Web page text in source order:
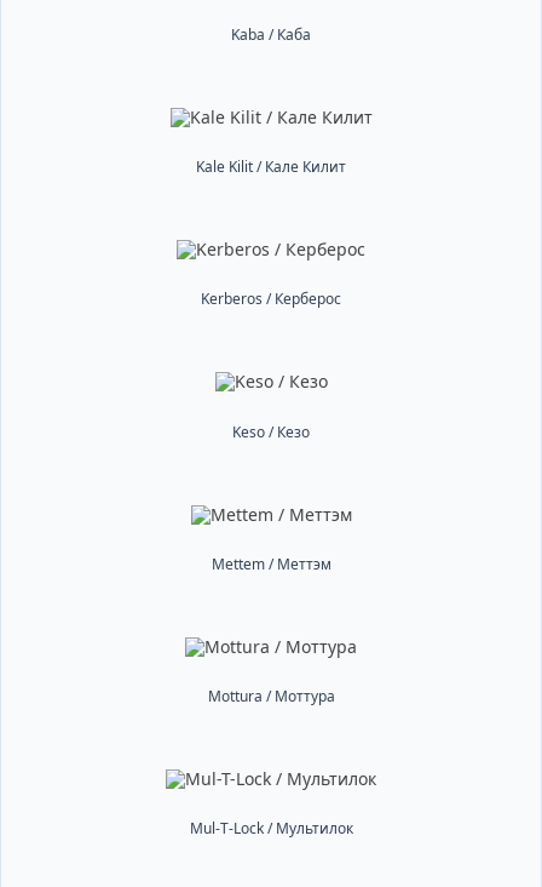
Kaba / Каба
Kale Kilit / Кале Килит
Kerberos / Керберос
Keso / Кезо
Mettem / Меттэм
Mottura / Моттура
Mul-T-Lock / Мультилок